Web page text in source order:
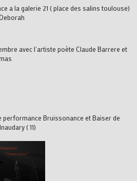
a la galerie 21 ( place des salins toulouse)
avec l’artiste poète Claude Barrere et
performance Bruissonance et Baiser de
( 11)